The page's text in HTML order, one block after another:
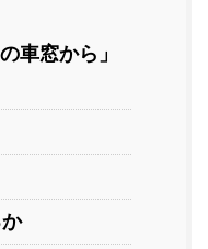
車窓から」